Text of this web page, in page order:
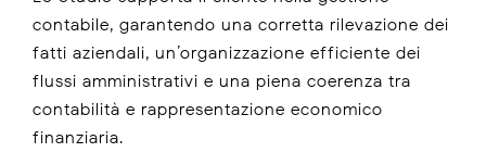
contabile, garantendo una corretta rilevazione dei
fatti aziendali, un’organizzazione efficiente dei
flussi amministrativi e una piena coerenza tra
contabilità e rappresentazione economico-
finanziaria.